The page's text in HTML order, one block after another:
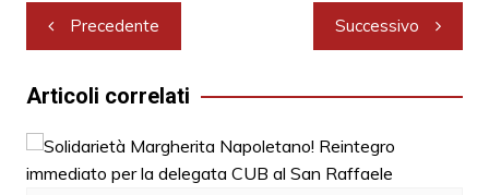
Navigazione
articoli
Precedente Successivo
Articoli correlati